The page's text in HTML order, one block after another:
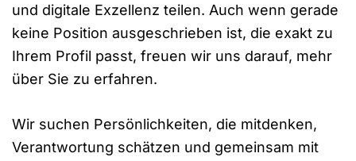
und digitale Exzellenz teilen. Auch wenn gerade
keine Position ausgeschrieben ist, die exakt zu
Ihrem Profil passt, freuen wir uns darauf, mehr
über Sie zu erfahren.
Wir suchen Persönlichkeiten, die mitdenken,
Verantwortung schätzen und gemeinsam mit